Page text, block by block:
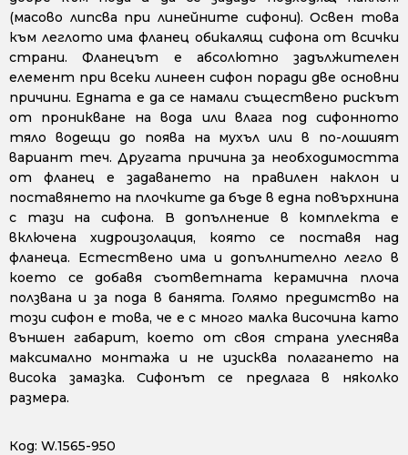
(масово липсва при линейните сифони). Освен това
към леглото има фланец обикалящ сифона от всички
страни. Фланецът е абсолютно задължителен
елемент при всеки линеен сифон поради две основни
причини. Едната е да се намали съществено рискът
от проникване на вода или влага под сифонното
тяло водещи до поява на мухъл или в по-лошият
вариант теч. Другата причина за необходимостта
от фланец е задаването на правилен наклон и
поставянето на плочките да бъде в една повърхнина
с тази на сифона. В допълнение в комплекта е
включена хидроизолация, която се поставя над
фланеца. Естествено има и допълнително легло в
което се добавя съответната керамична плоча
ползвана и за пода в банята. Голямо предимство на
този сифон е това, че е с много малка височина като
външен габарит, което от своя страна улеснява
максимално монтажа и не изисква полагането на
висока замазка. Сифонът се предлага в няколко
размера.
Код: W.1565-950